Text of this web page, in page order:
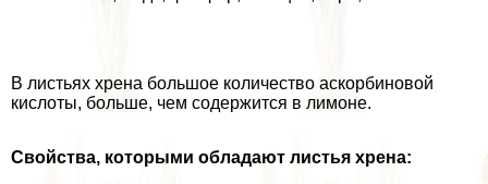
В листьях хрена большое количество аскорбиновой
кислоты, больше, чем содержится в лимоне.
Свойства, которыми обладают листья хрена: